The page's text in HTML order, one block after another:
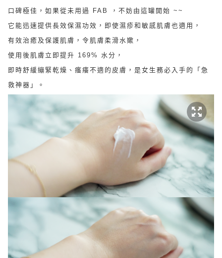
口碑極佳，如果從未用過 FAB ，不妨由這罐開始 ~~
它能迅速提供長效保濕功效，即使濕疹和敏感肌膚也適用，
有效治癒及保護肌膚，令肌膚柔滑水嫰，
使用後肌膚立即提升 169% 水分，
即時舒緩繃緊乾燥、瘙癢不適的皮膚，是女生務必入手的「急
救神器」。